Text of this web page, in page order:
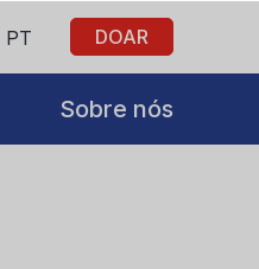
PT DOAR
Sobre nós